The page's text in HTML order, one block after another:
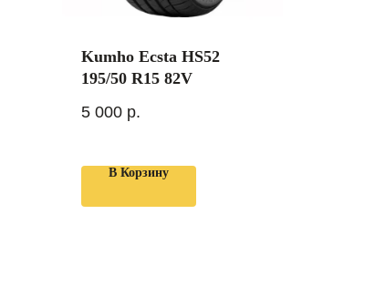
Kumho Ecsta HS52
195/50 R15 82V
5 000 р.
В Корзину